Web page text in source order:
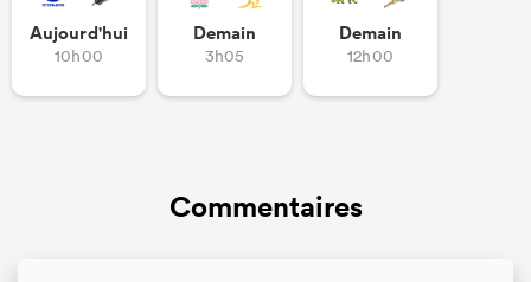
Aujourd'hui
10h00
Demain
3h05
Demain
12h00
Commentaires